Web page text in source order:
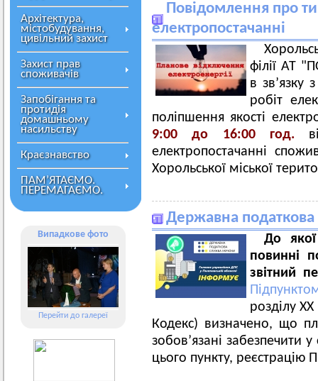
Архітектура,
містобудування,
цивільний захист
Захист прав
споживачів
Запобігання та
протидія
домашньому
насильству
Краєзнавство
ПАМ’ЯТАЄМО.
ПЕРЕМАГАЄМО.
Випадкове фото
Перейти до галереї
Повідомлення про
електропостачанні
філії АТ
в зв’язку
робіт
поліпшення якості
9:00 до 16:00 год.
електропостачанні
Хорольської міської
Державна
До якої
повинні
звітний
розділу
Кодекс) визначено, що
зобов’язані забезпечити
цього пункту, реєстрацію